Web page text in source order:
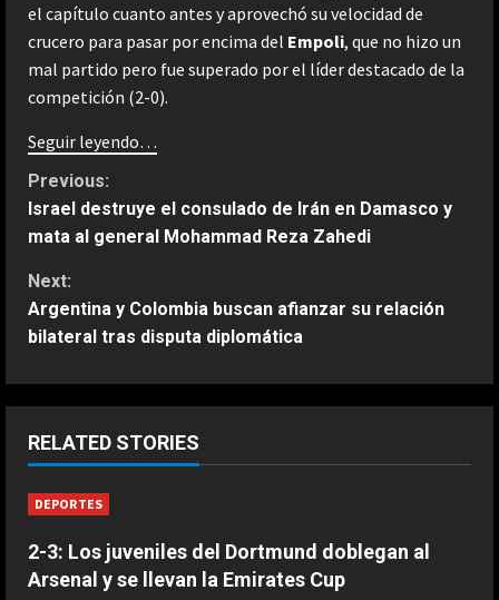
el capítulo cuanto antes y aprovechó su velocidad de
crucero para pasar por encima del Empoli, que no hizo un
mal partido pero fue superado por el líder destacado de la
competición (2-0).
Seguir leyendo…
C
o
n
t
i
u
e
R
Previous:
Israel destruye el consulado de Irán en Damasco y
mata al general Mohammad Reza Zahedi
Next:
Argentina y Colombia buscan afianzar su relación
bilateral tras disputa diplomática
RELATED STORIES
DEPORTES
2-3: Los juveniles del Dortmund doblegan al
Arsenal y se llevan la Emirates Cup
ESPAÑA
Un ganador de Wimbledon señala a
ESPAÑA